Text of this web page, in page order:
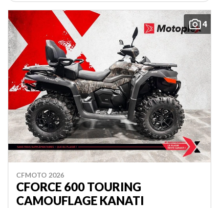
4
CFMOTO 2026
CFORCE 600 TOURING
CAMOUFLAGE KANATI